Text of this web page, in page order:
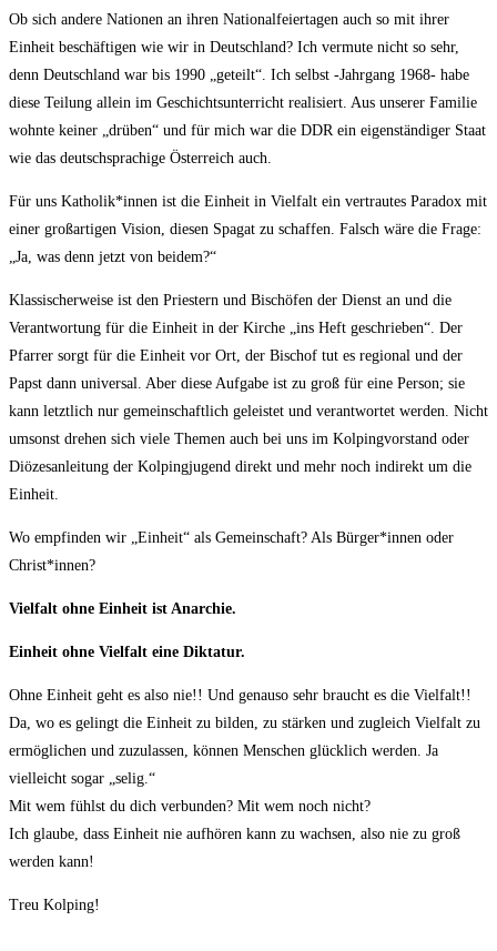
Ob sich andere Nationen an ihren Nationalfeiertagen auch so mit ihrer
Einheit beschäftigen wie wir in Deutschland? Ich vermute nicht so sehr,
denn Deutschland war bis 1990 „geteilt“. Ich selbst -Jahrgang 1968- habe
diese Teilung allein im Geschichtsunterricht realisiert. Aus unserer Familie
wohnte keiner „drüben“ und für mich war die DDR ein eigenständiger Staat
wie das deutschsprachige Österreich auch.
Für uns Katholik*innen ist die Einheit in Vielfalt ein vertrautes Paradox mit
einer großartigen Vision, diesen Spagat zu schaffen. Falsch wäre die Frage:
„Ja, was denn jetzt von beidem?“
Klassischerweise ist den Priestern und Bischöfen der Dienst an und die
Verantwortung für die Einheit in der Kirche „ins Heft geschrieben“. Der
Pfarrer sorgt für die Einheit vor Ort, der Bischof tut es regional und der
Papst dann universal. Aber diese Aufgabe ist zu groß für eine Person; sie
kann letztlich nur gemeinschaftlich geleistet und verantwortet werden. Nicht
umsonst drehen sich viele Themen auch bei uns im Kolpingvorstand oder
Diözesanleitung der Kolpingjugend direkt und mehr noch indirekt um die
Einheit.
Wo empfinden wir „Einheit“ als Gemeinschaft? Als Bürger*innen oder
Christ*innen?
Vielfalt ohne Einheit ist Anarchie.
Einheit ohne Vielfalt eine Diktatur.
Ohne Einheit geht es also nie!! Und genauso sehr braucht es die Vielfalt!!
Da, wo es gelingt die Einheit zu bilden, zu stärken und zugleich Vielfalt zu
ermöglichen und zuzulassen, können Menschen glücklich werden. Ja
vielleicht sogar „selig.“
Mit wem fühlst du dich verbunden? Mit wem noch nicht?
Ich glaube, dass Einheit nie aufhören kann zu wachsen, also nie zu groß
werden kann!
Treu Kolping!